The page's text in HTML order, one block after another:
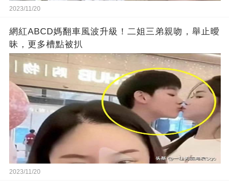
2023/11/20
網紅ABCD媽翻車風波升級！二姐三弟親吻，舉止曖
昧，更多槽點被扒
2023/11/20